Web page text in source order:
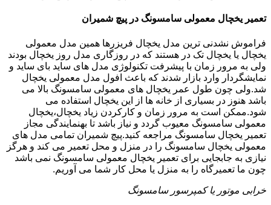
تعمیر یخچال معمولی سامسونگ در پیچ شمیران
فراموش نشدنی ترین مدل یخچال فریزرها همین مدل معمولی
یخچال یا یخچال تک در هستند که در روزگاری مدل روز یخچال بودند
ولی به مرور زمان با پیشرفت تکنولوژی مدل های ساید بای ساید و
نمایشگردار وارد بازار شدند که باعث افول مدل معمولی یخچال
شد.ولی چون طول عمر یخچال های معمولی سامسونگ بالا می
باشد هنوز در بسیاری از خانه ها از این یخچال استفاده می
شود.ممکن است به مرور زمان و کارکردن زیاد یخچال،یخچال
معمولی سامسونگ معیوب گردد و نیاز باشد تا بهنمایندگی مجاز
تعمیر یخچال سامسونگ مراجعه کنید.پیچ شمیران تمامی مدل های
معمولی یخچال سامسونگ را در منزل و محل تعمیر می کند و هرگز
نیازی به جابجایی برای تعمیر یخچال معمولی سامسونگ نمی باشد
چون ما تعمیرگاه را به منزل یا محل کار شما می آوریم.
خرابی موتور یا کمپرسور سامسونگ